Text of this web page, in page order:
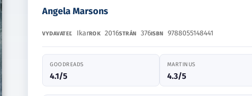
Angela Marsons
VYDAVATEĽ IkarROK 2016STRÁN 376ISBN 9788055148441
GOODREADS
4.1/5
MARTINUS
4.3/5